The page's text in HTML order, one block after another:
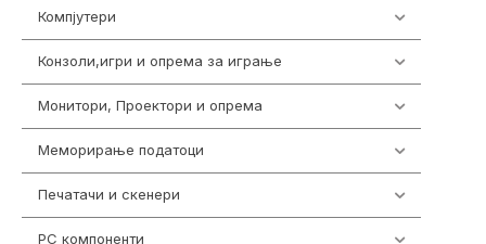
Компјутери
Конзоли,игри и опрема за играње
Монитори, Проектори и опрема
Меморирање податоци
Печатачи и скенери
PC компоненти